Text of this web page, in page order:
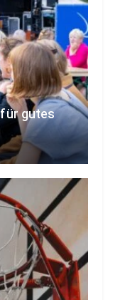
gutes